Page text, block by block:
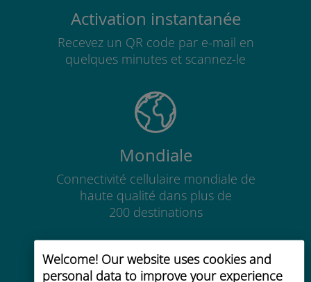
Welcome! Our website uses cookies and
personal data to improve your experience
Activation instantanée
Recevez un QR code par e-mail en
quelques minutes et scannez-le
Mondiale
Connectivité cellulaire mondiale de
haute qualité dans plus de
200 destinations